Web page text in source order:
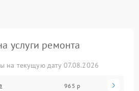
услуги ремонта
на текущую дату 07.08.2026
965 р